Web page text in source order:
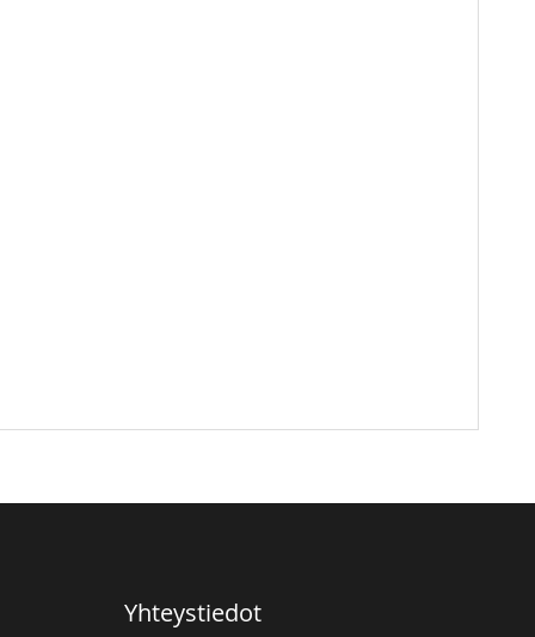
Yhteystiedot